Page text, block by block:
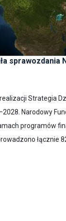
sprawozdania
Strategia
Narodowy
programów
łącznie